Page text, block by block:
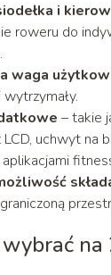
i
roweru do
waga
– takie
uchwyt na
aplikacjami
na